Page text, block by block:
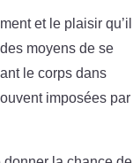
et le plaisir qu’il
moyens de se
le corps dans
imposées par